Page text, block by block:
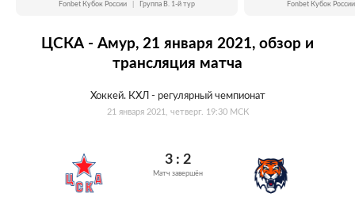
Fonbet Кубок России Группа B. 1-й тур Fonbet Кубок России
ЦСКА - Амур, 21 января 2021, обзор и
трансляция матча
Хоккей. КХЛ - регулярный чемпионат
21 января 2021, четверг. 19:30 МСК
3 : 2
Матч завершён